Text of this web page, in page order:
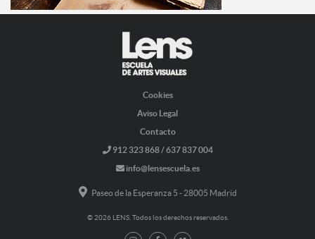
Cookies
Aviso Legal
Contacto
912 323 868 / 637 837 004
info@lensescuela.es
Paseo de la Esperanza 5 - 28005 Madrid
© 2026 LENS. Todos los derechos reservados.